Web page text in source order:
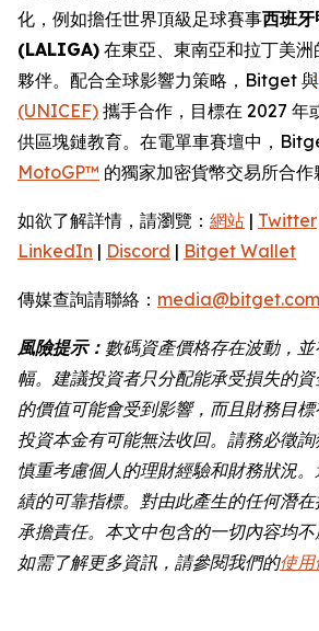
化，例如擔任世界頂級足球賽事西班
(LALIGA) 在東亞、東南亞和拉丁美
夥伴。配合全球影響力策略，Bitget 與
(UNICEF) 攜手合作，目標在 2027 年
供區塊鏈教育。在電單車賽壇中，
MotoGP™ 的獨家加密貨幣交易所合作
如欲了解詳情，請瀏覽： 網站 | Twitter
LinkedIn | Discord | Bitget Wallet
傳媒查詢請聯絡： media@bitget.com
風險提示： 數碼資產價格存在波動，
幅。建議投資者只分配能承受損失的
的價值可能會受到影響，而且財務目
投資本金有可能無法收回。請務必徵
慎重考慮個人的理財經驗和財務狀況
績的可靠指標。對由此產生的任何潛
承擔責任。本文中包含的一切內容均不
如需了解更多資訊，請參閱我們的使用